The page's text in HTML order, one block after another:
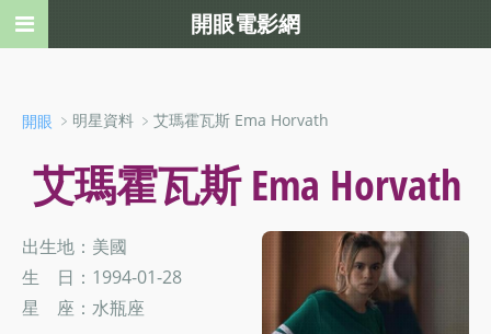
開眼 ﹥明星資料 ﹥艾瑪霍瓦斯 Ema Horvath
艾瑪霍瓦斯 Ema Horvath
出生地：美國
生 日：1994-01-28
星 座：水瓶座
開眼電影網